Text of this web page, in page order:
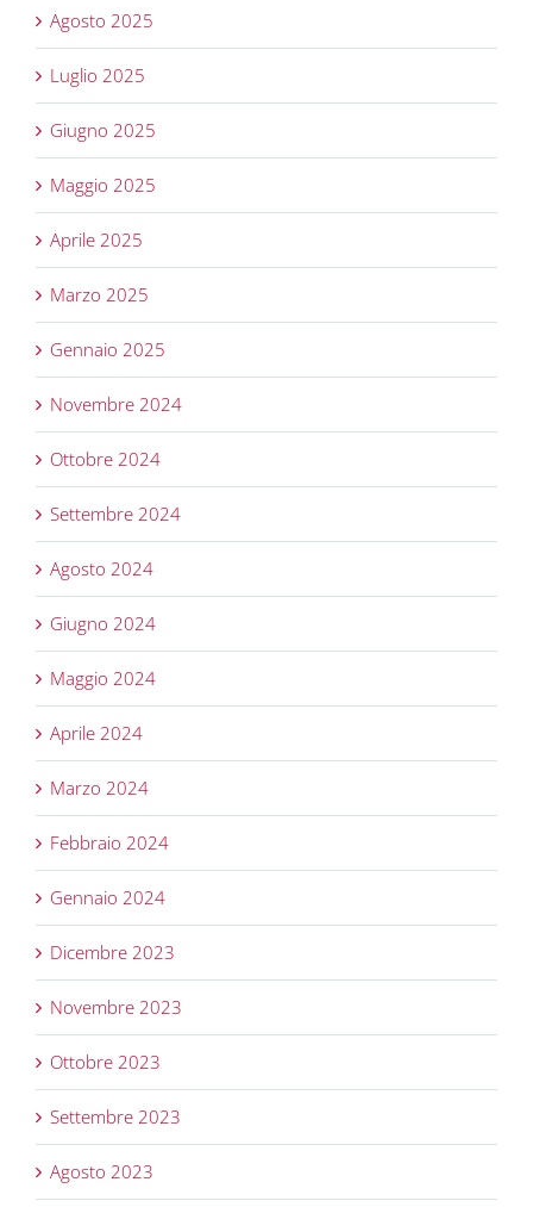
Agosto 2025
Luglio 2025
Giugno 2025
Maggio 2025
Aprile 2025
Marzo 2025
Gennaio 2025
Novembre 2024
Ottobre 2024
Settembre 2024
Agosto 2024
Giugno 2024
Maggio 2024
Aprile 2024
Marzo 2024
Febbraio 2024
Gennaio 2024
Dicembre 2023
Novembre 2023
Ottobre 2023
Settembre 2023
Agosto 2023